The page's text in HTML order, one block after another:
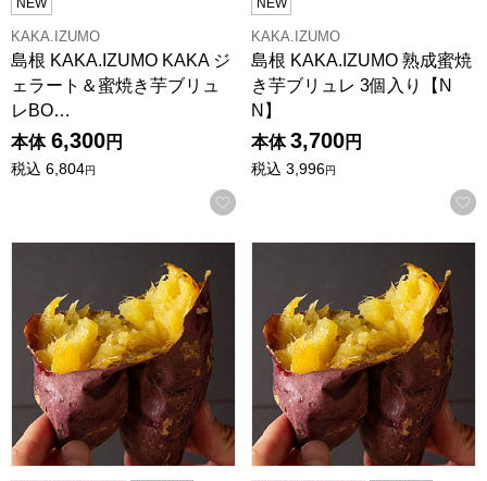
NEW
KAKA.IZUMO
島根 KAKA.IZUMO KAKA ジ
ェラート＆蜜焼き芋ブリュ
レBO…
本体 6,300円
税込 6,804円
お気に入りに登録する
NEW
KAKA.IZUMO
島根 KAKA.IZUMO 熟成蜜焼
き芋ブリュレ 3個入り【N
N】
本体 3,700円
税込 3,996円